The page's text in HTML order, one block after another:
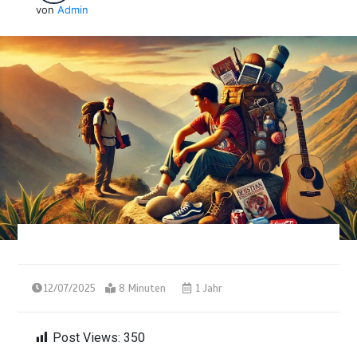
von Admin
12/07/2025 8 Minuten 1 Jahr
Post Views: 350